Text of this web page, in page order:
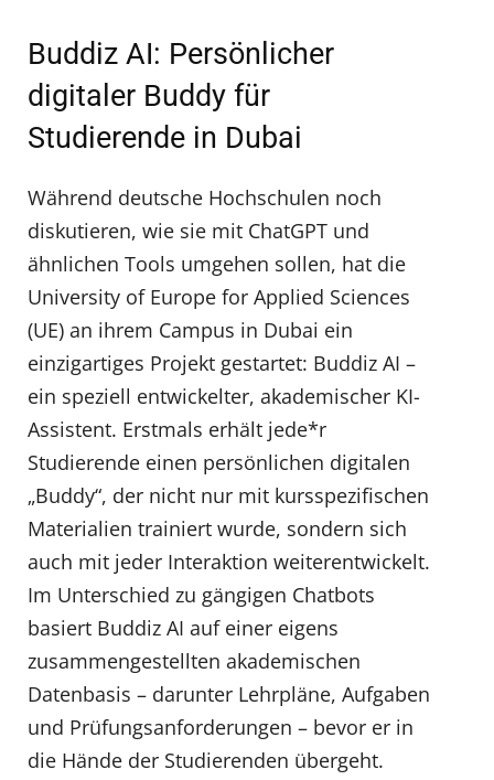
Buddiz AI: Persönlicher
digitaler Buddy für
Studierende in Dubai
Während deutsche Hochschulen noch
diskutieren, wie sie mit ChatGPT und
ähnlichen Tools umgehen sollen, hat die
University of Europe for Applied Sciences
(UE) an ihrem Campus in Dubai ein
einzigartiges Projekt gestartet: Buddiz AI –
ein speziell entwickelter, akademischer KI-
Assistent. Erstmals erhält jede*r
Studierende einen persönlichen digitalen
„Buddy“, der nicht nur mit kursspezifischen
Materialien trainiert wurde, sondern sich
auch mit jeder Interaktion weiterentwickelt.
Im Unterschied zu gängigen Chatbots
basiert Buddiz AI auf einer eigens
zusammengestellten akademischen
Datenbasis – darunter Lehrpläne, Aufgaben
und Prüfungsanforderungen – bevor er in
die Hände der Studierenden übergeht.